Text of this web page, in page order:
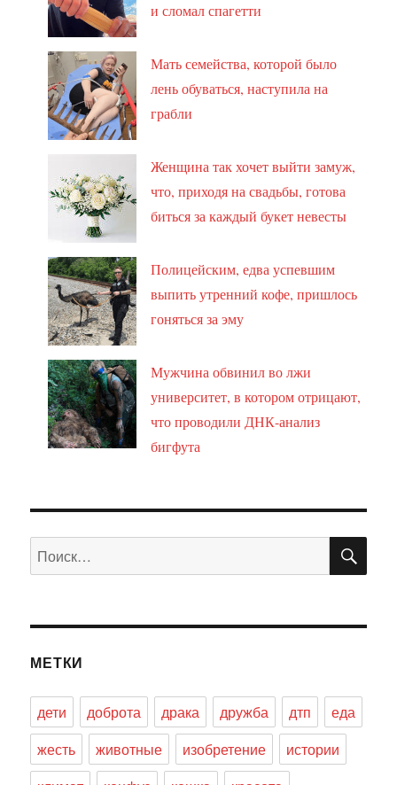
и сломал спагетти
Мать семейства, которой было
лень обуваться, наступила на
грабли
Женщина так хочет выйти замуж,
что, приходя на свадьбы, готова
биться за каждый букет невесты
Полицейским, едва успевшим
выпить утренний кофе, пришлось
гоняться за эму
Мужчина обвинил во лжи
университет, в котором отрицают,
что проводили ДНК-анализ
бигфута
Искать:
МЕТКИ
дети доброта драка дружба дтп
еда
жесть
животные изобретение
истории